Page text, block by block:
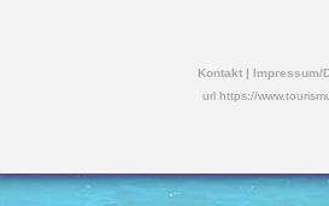
Kontakt| Impressum/
url https://